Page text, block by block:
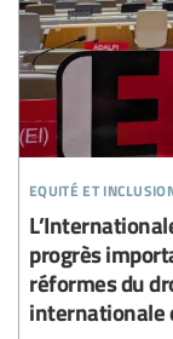
equité et
progrès
réformes du
internationale